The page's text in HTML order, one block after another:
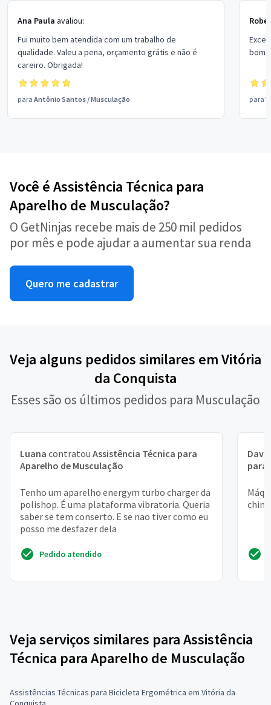
Ana Paula avaliou:
Fui muito bem atendida com um trabalho de
qualidade. Valeu a pena, orçamento grátis e não é
careiro. Obrigada!
para Antônio Santos /Musculação
bom
para
Você é Assistência Técnica para
Aparelho de Musculação?
O GetNinjas recebe mais de 250 mil pedidos
por mês e pode ajudar a aumentar sua renda
Quero me cadastrar
Veja alguns pedidos similares em Vitória
da Conquista
Esses são os últimos pedidos para Musculação
Luana contratou Assistência Técnica para
Aparelho de Musculação
Tenho um aparelho energym turbo charger da
polishop. É uma plataforma vibratoria. Queria
saber se tem conserto. E se nao tiver como eu
posso me desfazer dela
Pedido atendido
Davi
para
Veja serviços similares para Assistência
Técnica para Aparelho de Musculação
Assistências Técnicas para Bicicleta Ergométrica em Vitória da